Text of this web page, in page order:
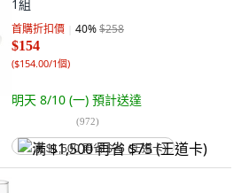
1組
首購折扣價 40%$258
$154
($154.00/1個)
明天 8/10 (一) 預計送達
(972)
满 $1,500 再省 $75 (王道卡)